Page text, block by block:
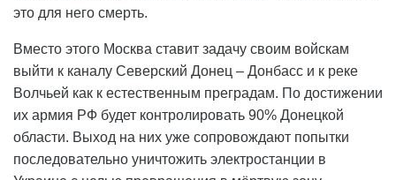
это для него смерть.
Вместо этого Москва ставит задачу своим войскам
выйти к каналу Северский Донец – Донбасс и к реке
Волчьей как к естественным преградам. По достижении
их армия РФ будет контролировать 90% Донецкой
области. Выход на них уже сопровождают попытки
последовательно уничтожить электростанции в